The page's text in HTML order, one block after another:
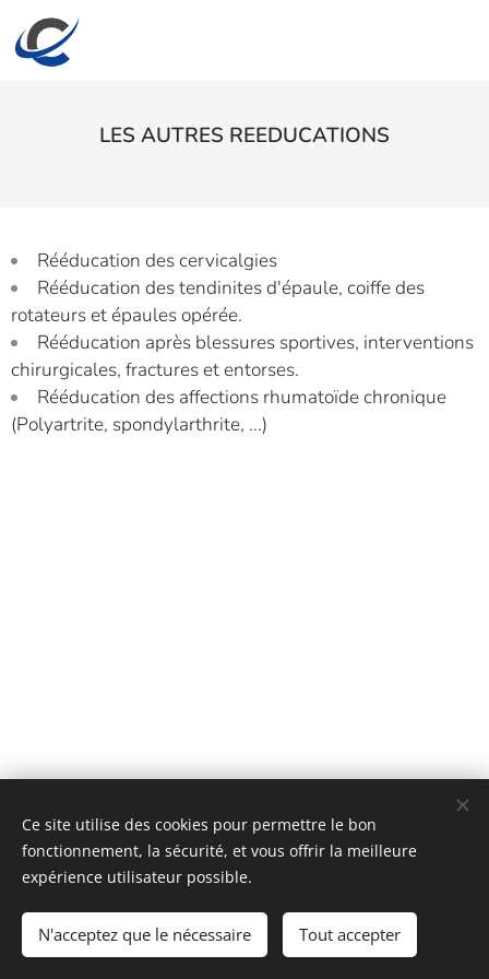
LES AUTRES REEDUCATIONS
Rééducation des cervicalgies
Rééducation des tendinites d'épaule, coiffe des
rotateurs et épaules opérée.
Rééducation après blessures sportives, interventions
chirurgicales, fractures et entorses.
Rééducation des affections rhumatoïde chronique
(Polyartrite, spondylarthrite, ...)
Cabinet paramédical CODILO
Optimisé par Webnode
Cookies
Ce site utilise des cookies pour permettre le bon
fonctionnement, la sécurité, et vous offrir la meilleure
expérience utilisateur possible.
N'acceptez que le nécessaire Tout accepter